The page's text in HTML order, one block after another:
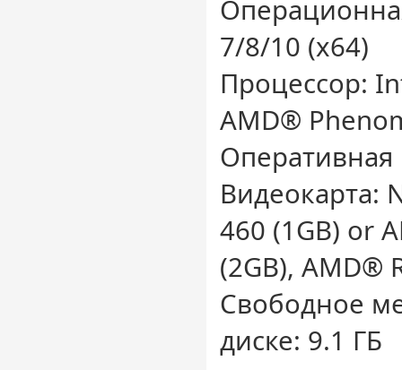
7/8/10 (x64)
Процессор:
AMD®
Оперативная
Видеокарта:
460 (1GB) or
(2GB), AMD®
Свободное
диске: 9.1 ГБ